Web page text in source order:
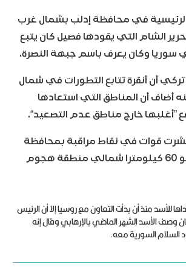
في محافظة إدلب بشمال غرب
الشام التي يقودها فصيل كان يتبع
سوريا وكان يعرف باسم جبهة النصرة.
أن أنقرة تتابع التطورات في شمال
أضاف أن المناطق التي استعادها
”أغلبها خارج مناطق عدم التصعيد“.
نشرت قوات في نقاط مراقبة بمحافظة
إدلب على بعد نحو 60 كيلومترا شمالي منطقة هجوم
للأسد منذ أن بدأت التعاون مع روسيا إلا أن الرئيس
وصف الأسد الشهر الماضي بالإرهابي وقال إنه
السورية معه.